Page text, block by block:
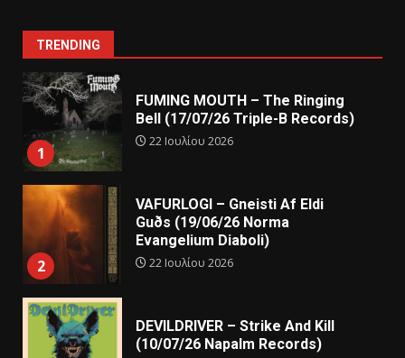
TRENDING
1
FUMING MOUTH – The Ringing
Bell (17/07/26 Triple-B Records)
22 Ιουλίου 2026
2
VAFURLOGI – Gneisti Af Eldi
Guðs (19/06/26 Norma
Evangelium Diaboli)
22 Ιουλίου 2026
DEVILDRIVER – Strike And Kill
(10/07/26 Napalm Records)